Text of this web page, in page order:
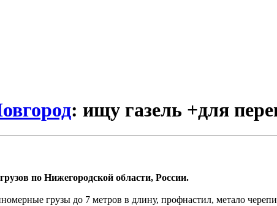
: ищу газель +для
по Нижегородской области, России.
грузы до 7 метров в длину, профнастил, метало